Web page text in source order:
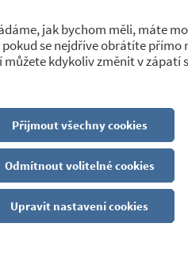
jak bychom měli, máte
se nejdříve obrátíte přímo
kdykoliv změnit v zápatí
Přijmout všechny cookies
Odmítnout volitelné cookies
Upravit nastavení cookies
Vítá Vás